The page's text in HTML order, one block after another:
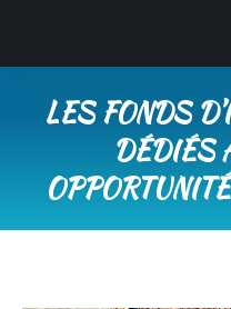
LES FONDS
DÉDIÉS